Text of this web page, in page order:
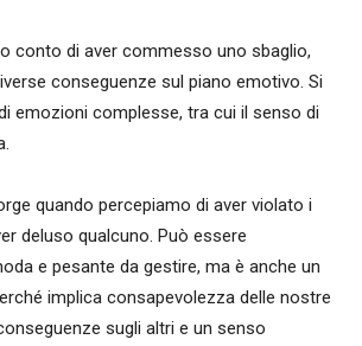
conto di aver commesso uno sbaglio,
conseguenze sul piano emotivo. Si
emozioni complesse, tra cui il senso di
quando percepiamo di aver violato i
deluso qualcuno. Può essere
e pesante da gestire, ma è anche un
implica consapevolezza delle nostre
sugli altri e un senso